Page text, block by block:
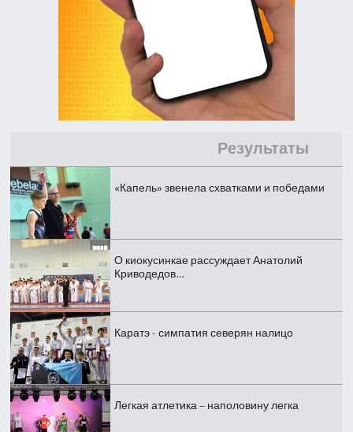
Результаты
«Капель» звенела схватками и победами
О киокусинкае рассуждает Анатолий
Криводедов…
Каратэ - симпатия северян налицо
Легкая атлетика – наполовину легка